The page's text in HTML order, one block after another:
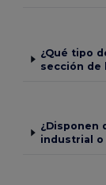
¿Qué tipo
sección de
¿Disponen
industrial o